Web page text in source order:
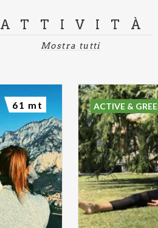
ATTIVITÀ
Mostra tutti
61 mt ACTIVE &